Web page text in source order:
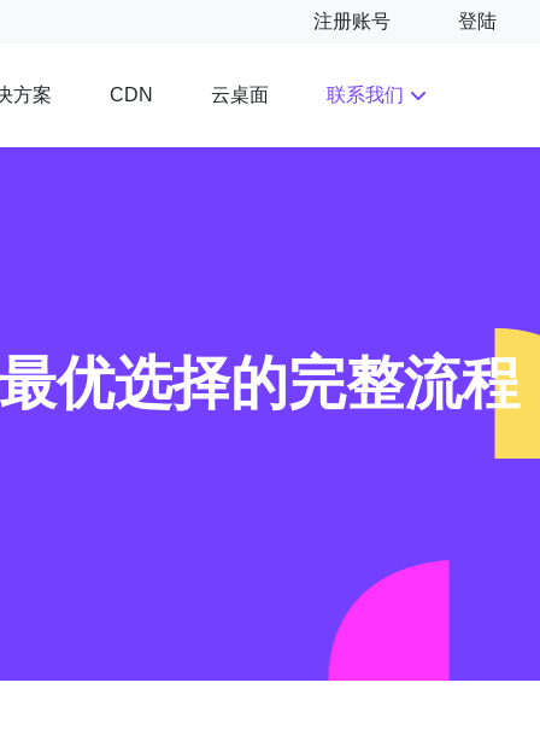
注册账号 登陆
方案 CDN 云桌面 联系我们
优选择的完整流程